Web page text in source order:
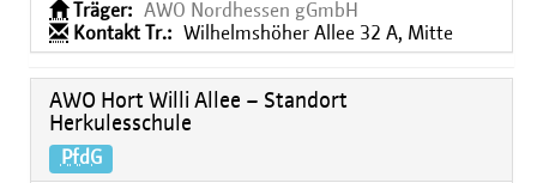
Träger:
AWO Nordhessen gGmbH
Kontakt Tr.:
Wilhelmshöher Allee 32 A, Mitte
AWO Hort Willi Allee – Standort
Herkulesschule
PfdG